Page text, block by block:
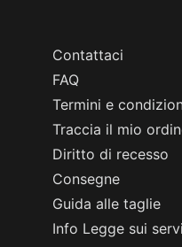
Contattaci
FAQ
Termini e
Traccia il mio
Diritto di recesso
Consegne
Guida alle taglie
Info Legge sui